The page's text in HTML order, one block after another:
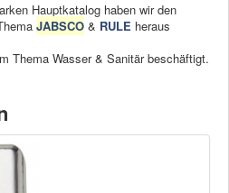
Hauptkatalog haben wir den
JABSCO & RULE heraus
Thema Wasser & Sanitär beschäftigt.